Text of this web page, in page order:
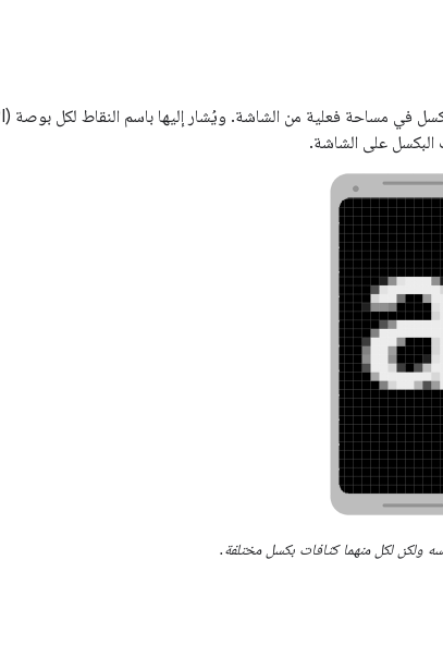
على الشاشة.
ولكن لكل منهما كثافات بكسل مختلفة.